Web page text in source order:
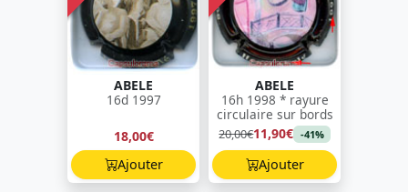
ABELE
16d 1997
18,00€
Ajouter
ABELE
16h 1998 * rayure
circulaire sur bords
20,00€11,90€ -41%
Ajouter